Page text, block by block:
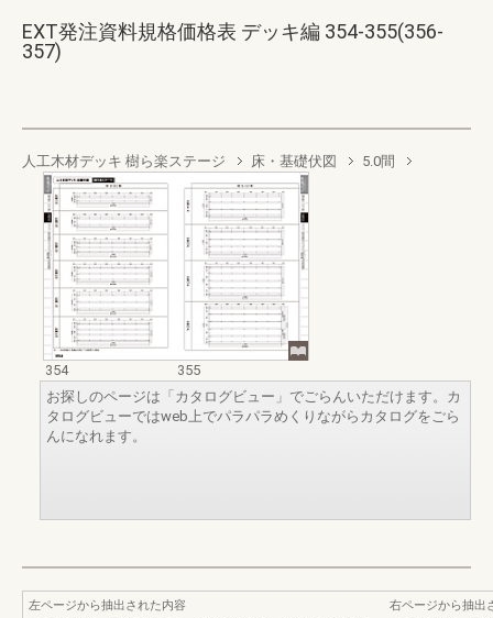
EXT発注資料規格価格表 デッキ編 354-355(356-
357)
人工木材デッキ 樹ら楽ステージ 床・基礎伏図 5.0間
354
355
お探しのページは「カタログビュー」でごらんいただけます。カ
タログビューではweb上でパラパラめくりながらカタログをごら
んになれます。
左ページから抽出された内容
右ページから抽出